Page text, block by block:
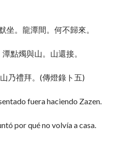
坐。龍潭間。何不歸來。
點燭與山。山還接。
乃禮拜。(傳燈錄ト五)
fuera haciendo Zazen.
por qué no volvía a casa.